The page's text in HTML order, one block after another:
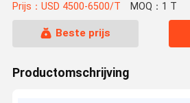
Prijs：USD 4500-6500/T MOQ：1 T
Beste prijs
Productomschrijving